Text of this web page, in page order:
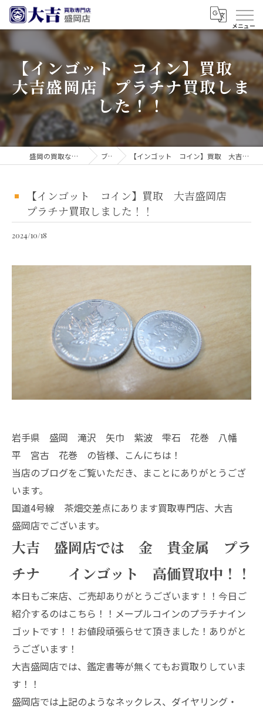
【インゴット コイン】買取
大吉盛岡店 プラチナ買取しま
した！！
盛岡の買取なら買取大吉 盛岡店 ブログ 【インゴット コイン】買取 大吉盛岡店 プラチナ買取しました！！
【インゴット コイン】買取 大吉盛岡店
プラチナ買取しました！！
2024/10/18
岩手県 盛岡 滝沢 矢巾 紫波 雫石 花巻 八幡
平 宮古 花巻 の皆様、こんにちは！
当店のブログをご覧いただき、まことにありがとうござ
います。
国道4号線 茶畑交差点にあります買取専門店、大吉
盛岡店でございます。
大吉 盛岡店では 金 貴金属 プラ
チナ インゴット 高価買取中！！
本日もご来店、ご売却ありがとうございます！！今日ご
紹介するのはこちら！！メープルコインのプラチナイン
ゴットです！！お値段頑張らせて頂きました！ありがと
うございます！
大吉盛岡店では、鑑定書等が無くてもお買取りしていま
す！！
盛岡店では上記のようなネックレス、ダイヤリング・